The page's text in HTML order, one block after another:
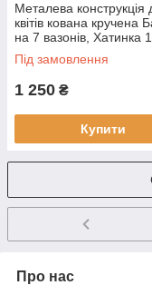
Металева конструкція
квітів кована кручена
на 7 вазонів, Хатинка
Під замовлення
1 250 ₴
Купити
Про нас